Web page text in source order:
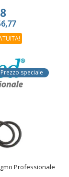
Prezzo speciale
Professionale